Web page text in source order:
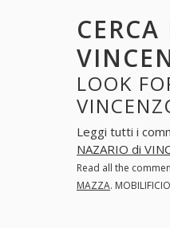
LOOK
Leggi tutti i
NAZARIO di
Read all the
MAZZA.